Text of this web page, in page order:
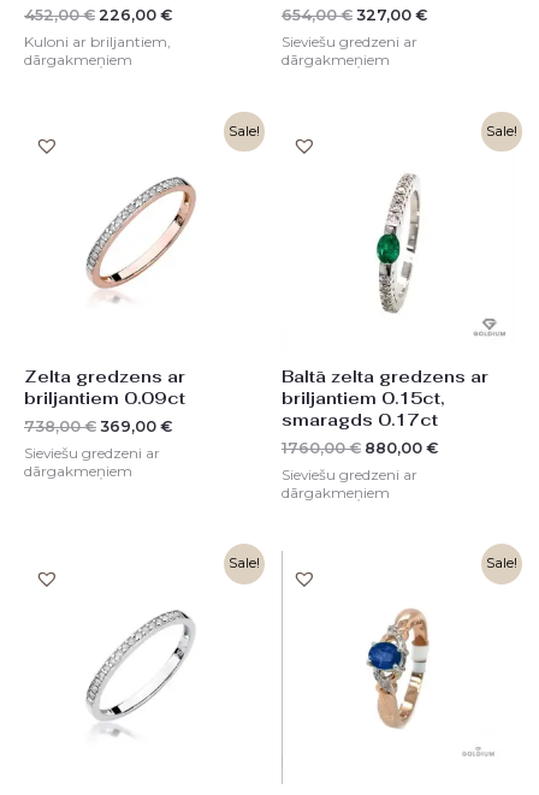
452,00€ 226,00 €
Kuloni ar briljantiem,
dārgakmeņiem
654,00€ 327,00 €
Sieviešu gredzeni ar
dārgakmeņiem
Sale!
Zelta gredzens ar
briljantiem 0.09ct
738,00€
738,00 €.
369,00 €
Current
369,00 €.
Sieviešu gredzeni ar
dārgakmeņiem
Sale!
Baltā zelta gredzens ar
briljantiem 0.15ct,
smaragds 0.17ct
1760,00€
1760,00 €.
880,00 €
Current
Sieviešu gredzeni ar
dārgakmeņiem
Sale!
738,00 €.
Current
369,00 €.
Sale!
938,00 €.
Current